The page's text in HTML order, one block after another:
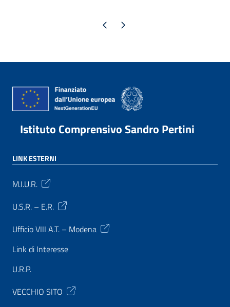
Pagina precedente
Pagina successiva
Istituto Comprensivo Sandro Pertini
LINK ESTERNI
M.I.U.R.
U.S.R. – E.R.
Ufficio VIII A.T. – Modena
Link di Interesse
U.R.P.
VECCHIO SITO